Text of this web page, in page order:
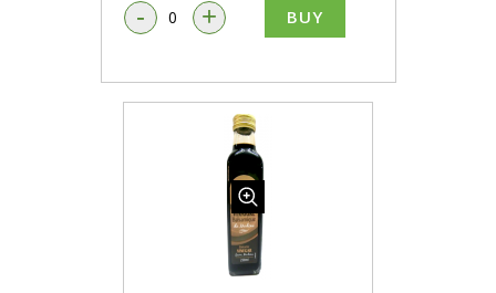
- + BUY